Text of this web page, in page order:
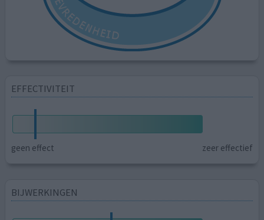
EFFECTIVITEIT
geen effect zeer effectief
BIJWERKINGEN